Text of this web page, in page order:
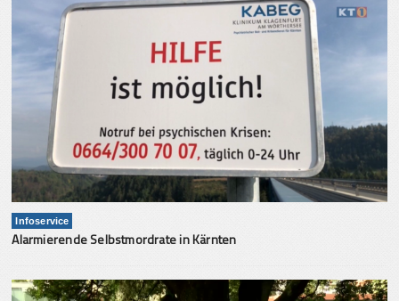
Infoservice
Alarmierende Selbstmordrate in Kärnten